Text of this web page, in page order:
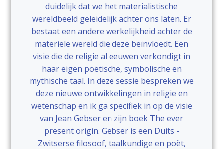
duidelijk dat we het materialistische
wereldbeeld geleidelijk achter ons laten. Er
bestaat een andere werkelijkheid achter de
materiele wereld die deze beïnvloedt. Een
visie die de religie al eeuwen verkondigt in
haar eigen poëtische, symbolische en
mythische taal. In deze sessie bespreken we
deze nieuwe ontwikkelingen in religie en
wetenschap en ik ga specifiek in op de visie
van Jean Gebser en zijn boek The ever
present origin. Gebser is een Duits -
Zwitserse filosoof, taalkundige en poët,